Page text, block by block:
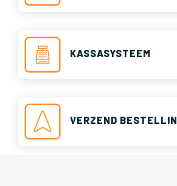
KASSASYSTEEM
VERZEND